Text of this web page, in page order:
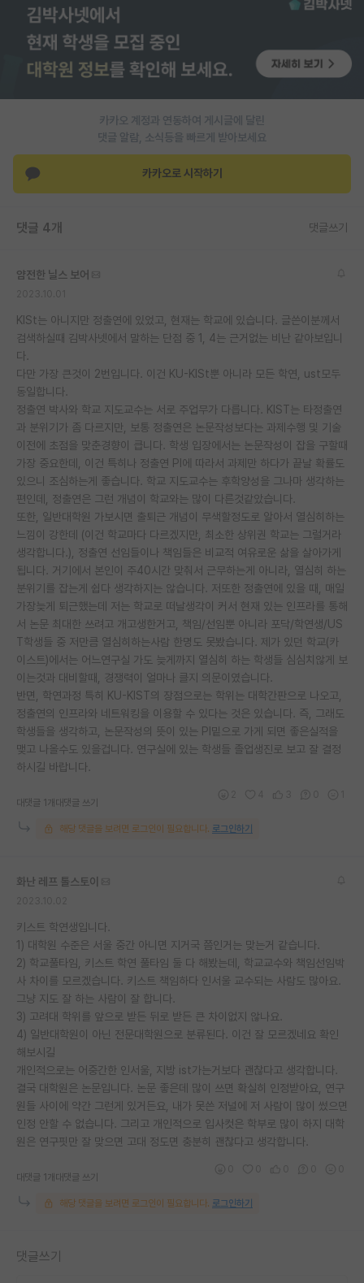
취업 게시판
임용 후기 게시판
인문사회 계열 게시판
특수/전문대학원 게시판
반도체/AI 게시판
장학금/장학생 게시판
커리어
이벤트
반도체 아카데미
재팬라운지 🌸
카카오 계정과 연동하여 게시글에 달린
댓글 알람, 소식등을 빠르게 받아보세요
카카오로 시작하기
댓글 4개 댓글쓰기
얌전한 닐스 보어
KISt는 아니지만 정출연에 있었고, 현재는 학교에 있습니다. 글쓴이분께서
검색하실때 김박사넷에서 말하는 단점 중 1, 4는 근거없는 비난 같아보입니
다.
다만 가장 큰것이 2번입니다. 이건 KU-KISt뿐 아니라 모든 학연, ust모두
동일합니다.
정출연 박사와 학교 지도교수는 서로 주업무가 다릅니다. KIST는 타정출연
과 분위기가 좀 다르지만, 보통 정출연은 논문작성보다는 과제수행 및 기술
이전에 초점을 맞춘경향이 큽니다. 학생 입장에서는 논문작성이 잡을 구할때
가장 중요한데, 이건 특히나 정출연 PI에 따라서 과제만 하다가 끝날 확률도
있으니 조심하는게 좋습니다. 학교 지도교수는 후학양성을 그나마 생각하는
편인데, 정출연은 그런 개념이 학교와는 많이 다른것같았습니다.
또한, 일반대학원 가보시면 출퇴근 개념이 무색할정도로 알아서 열심히하는
느낌이 강한데 (이건 학교마다 다르겠지만, 최소한 상위권 학교는 그럴거라
생각합니다.), 정출연 선임들이나 책임들은 비교적 여유로운 삶을 살아가게
됩니다. 거기에서 본인이 주40시간 맞춰서 근무하는게 아니라, 열심히 하는
분위기를 잡는게 쉽다 생각하지는 않습니다. 저또한 정출연에 있을 때, 매일
가장늦게 퇴근했는데 저는 학교로 떠날생각이 커서 현재 있는 인프라를 통해
서 논문 최대한 쓰려고 개고생한거고, 책임/선임뿐 아니라 포닥/학연생/US
T학생들 중 저만큼 열심히하는사람 한명도 못봤습니다. 제가 있던 학교(카
이스트)에서는 어느연구실 가도 늦게까지 열심히 하는 학생들 심심치않게 보
이는것과 대비할때, 경쟁력이 얼마나 클지 의문이였습니다.
반면, 학연과정 특히 KU-KIST의 장점으로는 학위는 대학간판으로 나오고,
정출연의 인프라와 네트워킹을 이용할 수 있다는 것은 있습니다. 즉, 그래도
학생들을 생각하고, 논문작성의 뜻이 있는 PI밑으로 가게 되면 좋은실적을
맺고 나올수도 있을겁니다. 연구실에 있는 학생들 졸업생진로 보고 잘 결정
하시길 바랍니다.
대댓글 1개 대댓글 쓰기
해당 댓글을 보려면 로그인이 필요합니다. 로그인하기
화난 레프 톨스토이
키스트 학연생입니다.
1) 대학원 수준은 서울 중간 아니면 지거국 쯤인거는 맞는거 같습니다.
2) 학교풀타임, 키스트 학연 풀타임 둘 다 해봤는데, 학교교수와 책임선임박
사 차이를 모르겠습니다. 키스트 책임하다 인서울 교수되는 사람도 많아요.
그냥 지도 잘 하는 사람이 잘 합니다.
3) 고려대 학위를 앞으로 받든 뒤로 받든 큰 차이없지 않나요.
4) 일반대학원이 아닌 전문대학원으로 분류된다. 이건 잘 모르겠네요 확인
해보시길
개인적으로는 어중간한 인서울, 지방 ist가는거보다 괜찮다고 생각합니다.
결국 대학원은 논문입니다. 논문 좋은데 많이 쓰면 확실히 인정받아요, 연구
원들 사이에 약간 그런게 있거든요, 내가 못쓴 저널에 저 사람이 많이 썼으면
인정 안할 수 없습니다. 그리고 개인적으로 입사컷은 학부로 많이 하지 대학
원은 연구핏만 잘 맞으면 고대 정도면 충분히 괜찮다고 생각합니다.
대댓글 1개 대댓글 쓰기
해당 댓글을 보려면 로그인이 필요합니다. 로그인하기
댓글쓰기